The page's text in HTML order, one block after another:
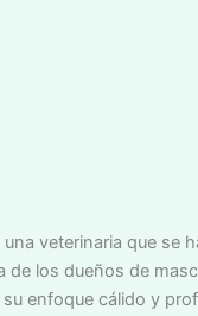
veterinaria que se
de los dueños de
su enfoque cálido y